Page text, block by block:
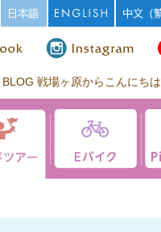
BLOG 戦場ヶ原からこんにちは